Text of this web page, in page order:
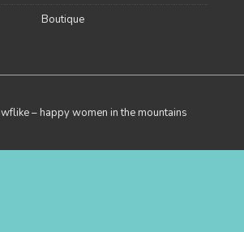
Boutique
– happy women in the mountains